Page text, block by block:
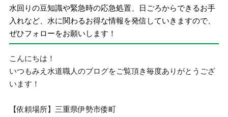
水回りの豆知識や緊急時の応急処置、日ごろからできるお手
入れなど、水に関わるお得な情報を発信していきますので、
ぜひフォローをお願いします！
こんにちは！
いつもみえ水道職人のブログをご覧頂き毎度ありがとうござ
います！
【依頼場所】三重県伊勢市倭町